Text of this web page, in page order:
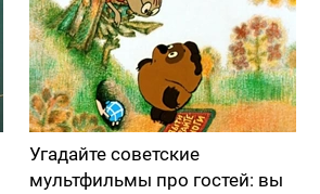
Угадайте советские
мультфильмы про гостей: вы